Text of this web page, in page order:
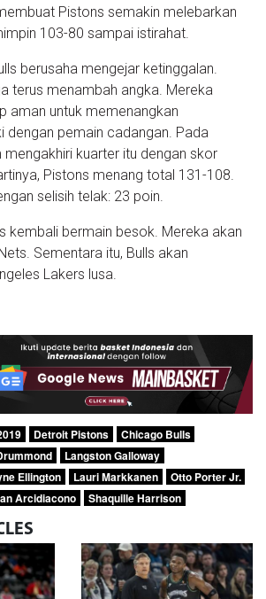
Pistons semakin melebarkan
103-80 sampai istirahat.
berusaha mengejar ketinggalan.
terus menambah angka. Mereka
aman untuk memenangkan
dengan pemain cadangan. Pada
mengakhiri kuarter itu dengan skor
Pistons menang total 131-108.
selisih telak: 23 poin.
kembali bermain besok. Mereka akan
Sementara itu, Bulls akan
Lakers lusa.
Detroit Pistons
Chicago Bulls
Langston Galloway
Ellington Lauri Markkanen
Otto Porter Jr.
Arcidiacono Shaquille Harrison